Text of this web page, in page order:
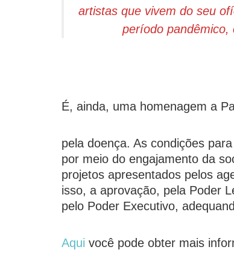
artistas que vivem do seu
período pandêmico,
É, ainda, uma homenagem a
pela doença. As condições
por meio do engajamento da
projetos apresentados pelos
isso, a aprovação, pela Poder
pelo Poder Executivo,
Aqui você pode obter mais